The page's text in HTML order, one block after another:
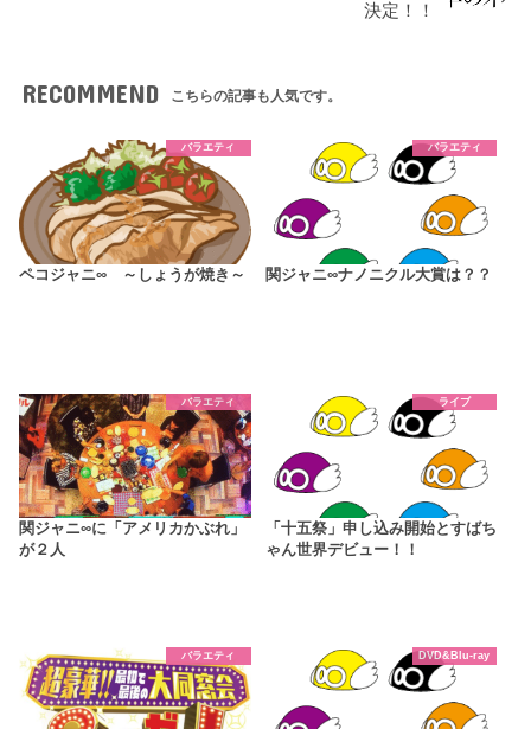
決定！！
RECOMMEND こちらの記事も人気です。
バラエティ
ペコジャニ∞ ～しょうが焼き～
バラエティ
関ジャニ∞ナノニクル大賞は？？
バラエティ
関ジャニ∞に「アメリカかぶれ」
が２人
ライブ
「十五祭」申し込み開始とすばち
ゃん世界デビュー！！
バラエティ DVD&Blu-ray